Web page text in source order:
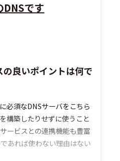
DNSです
良いポイントは何で
必須なDNSサーバをこちら
構築したりせずに使うこと
ービスとの連携機能も豊富
あれば使わない理由はない